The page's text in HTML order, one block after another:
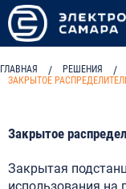
ГЛАВНАЯ / РЕШЕНИЯ /
ЗАКРЫТОЕ
Закрытое
Закрытая